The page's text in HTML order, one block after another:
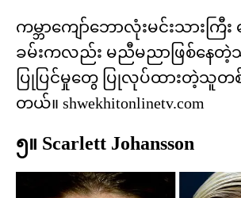
ကမ္ဘာကျော်ဘောလုံးမင်းသားကြီ
ခမ်းကလည်း မညီမညာဖြစ်နေ
ပြုပြင်မှုတွေ ပြုလုပ်ထားတဲ့သူတစ်
တယ်။ shwekhitonlinetv.com
၅။ Scarlett Johansson